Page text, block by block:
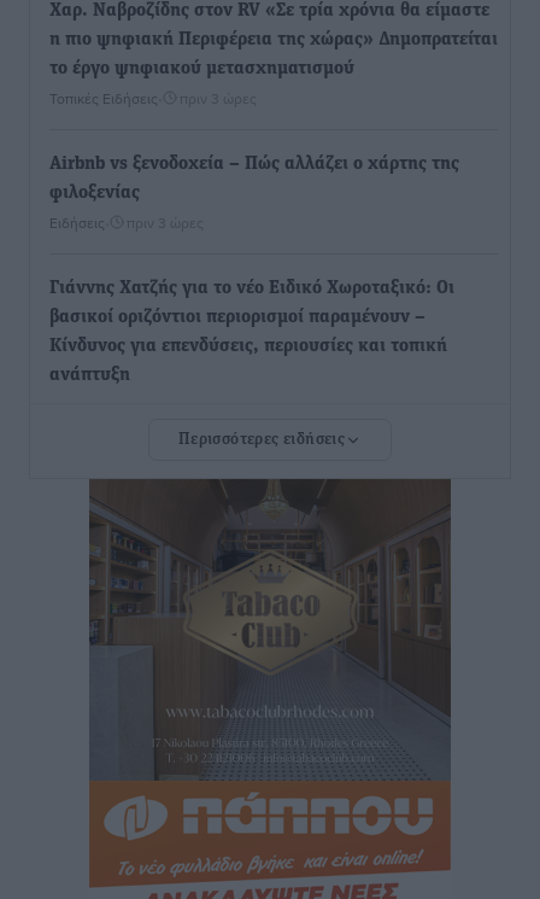
Χαρ. Ναβροζίδης στον RV «Σε τρία χρόνια θα είμαστε
η πιο ψηφιακή Περιφέρεια της χώρας» Δημοπρατείται
το έργο ψηφιακού μετασχηματισμού
Τοπικές Ειδήσεις πριν 3 ώρες
Airbnb vs ξενοδοχεία – Πώς αλλάζει ο χάρτης της
φιλοξενίας
Ειδήσεις πριν 3 ώρες
Γιάννης Χατζής για το νέο Ειδικό Χωροταξικό: Οι
βασικοί οριζόντιοι περιορισμοί παραμένουν –
Κίνδυνος για επενδύσεις, περιουσίες και τοπική
ανάπτυξη
δεν υπάρχουν περιθώρια εφησυχασμού
• πριν 3 ώρες
Στον Άγιο Νικόλαο Χάλκης ανοίγει ξανά το
ανανεωμένο εκκλησιαστικό μουσείο από τη Λέσχη
Ρόδος: «Βουλιάζει» από τουρίστες – Πάνω από 1 εκατ.
επιβάτες και 55 κρουαζιερόπλοια
Τοπικές Ειδήσεις• πριν 4 ώρες
Γ’ Εθνική Κατηγορία: Οι ημερομηνίες των
Περισσότερες ειδήσεις